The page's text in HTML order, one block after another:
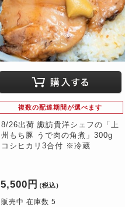
複数の配達期間が選べます
8/26出荷 諏訪貴洋シェフの「上
州もち豚 うで肉の角煮」300g
コシヒカリ3合付 ※冷蔵
5,500円 （税込）
販売中 在庫数 5